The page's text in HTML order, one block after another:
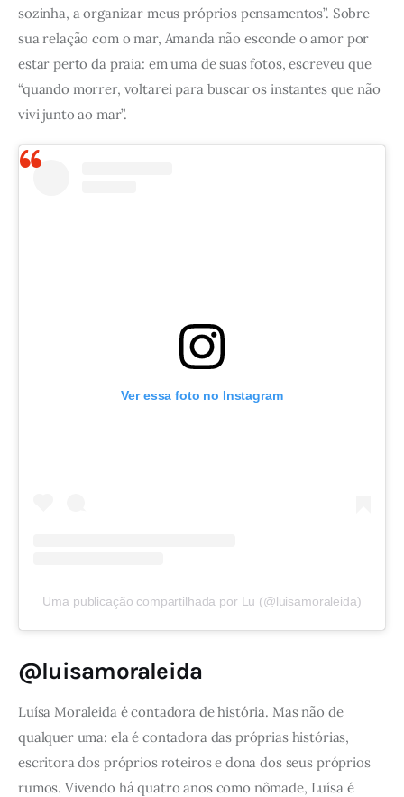
sozinha, a organizar meus próprios pensamentos”. Sobre
sua relação com o mar, Amanda não esconde o amor por
estar perto da praia: em uma de suas fotos, escreveu que
“quando morrer, voltarei para buscar os instantes que não
vivi junto ao mar”.
Ver essa foto no Instagram
Uma publicação compartilhada por Lu (@luisamoraleida)
@luisamoraleida
Luísa Moraleida é contadora de história. Mas não de
qualquer uma: ela é contadora das próprias histórias,
escritora dos próprios roteiros e dona dos seus próprios
rumos. Vivendo há quatro anos como nômade, Luísa é